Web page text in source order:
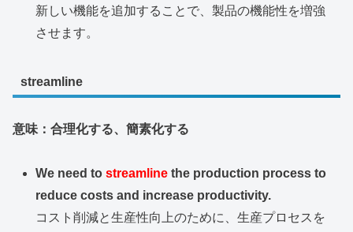
新しい機能を追加することで、製品の機能性を増強
させます。
streamline
意味：合理化する、簡素化する
We need tostreamline the production process to
reduce costs and increase productivity.
コスト削減と生産性向上のために、生産プロセスを